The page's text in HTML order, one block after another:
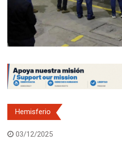
Hemisferio
03/12/2025